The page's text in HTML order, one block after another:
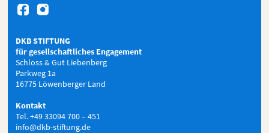
 
DKB STIFTUNG
für gesellschaftliches Engagement
Schloss & Gut Liebenberg
Parkweg 1a
16775 Löwenberger Land
Kontakt
Tel. +49 33094 700 – 451
info@dkb-stiftung.de